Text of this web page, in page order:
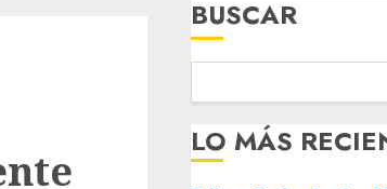
BUSCAR
LO MÁS